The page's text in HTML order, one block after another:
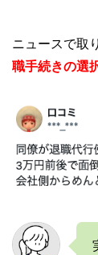
ニュースで取
職手続きの選